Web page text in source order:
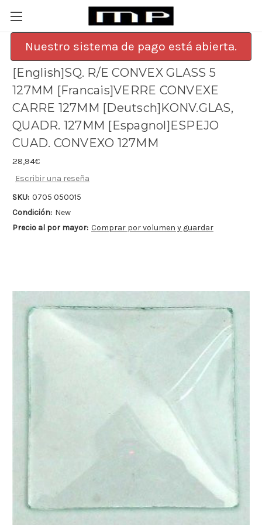
Nuestro sistema de pago está abierta.
[English]SQ. R/E CONVEX GLASS 5
127MM [Francais]VERRE CONVEXE
CARRE 127MM [Deutsch]KONV.GLAS,
QUADR. 127MM [Espagnol]ESPEJO
CUAD. CONVEXO 127MM
28,94€
Escribir una reseña
SKU: 0705 050015
Condición: New
Precio al por mayor: Comprar por volumen y guardar